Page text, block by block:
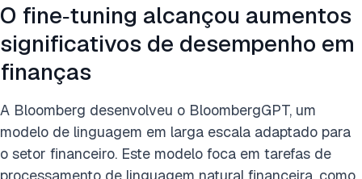
O fine‑tuning alcançou aumentos
significativos de desempenho em
finanças
A Bloomberg desenvolveu o BloombergGPT, um
modelo de linguagem em larga escala adaptado para
o setor financeiro. Este modelo foca em tarefas de